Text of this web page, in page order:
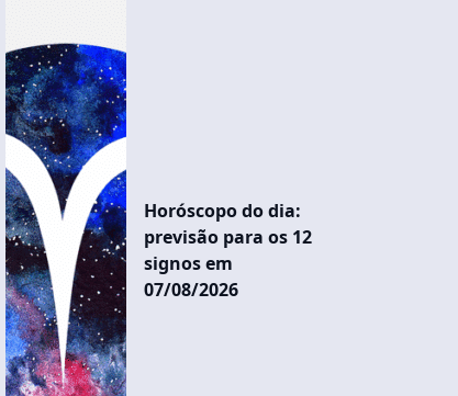
Horóscopo do dia:
previsão para os 12
signos em
07/08/2026